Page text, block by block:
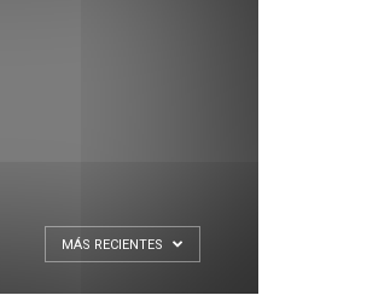
MÁS RECIENTES